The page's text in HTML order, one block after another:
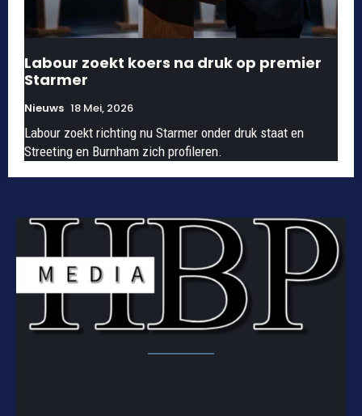
Labour zoekt koers na druk op premier
Starmer
Nieuws 18 Mei, 2026
Labour zoekt richting nu Starmer onder druk staat en
Streeting en Burnham zich profileren.